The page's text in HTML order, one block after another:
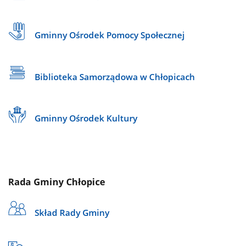
Gminny Ośrodek Pomocy Społecznej
Biblioteka Samorządowa w Chłopicach
Gminny Ośrodek Kultury
Rada Gminy Chłopice
Skład Rady Gminy